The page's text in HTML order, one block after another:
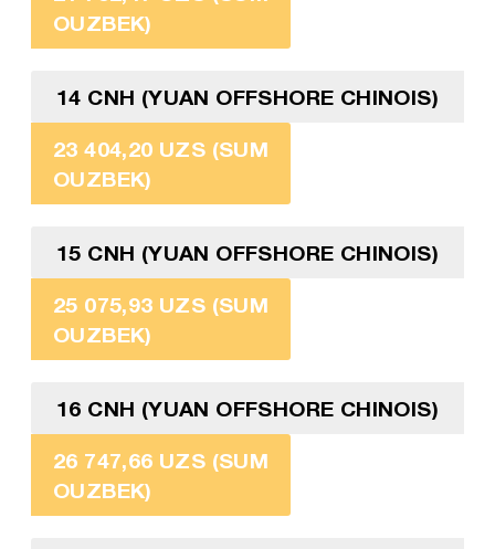
OUZBEK)
14 CNH (YUAN OFFSHORE CHINOIS)
23 404,20 UZS (SUM
OUZBEK)
15 CNH (YUAN OFFSHORE CHINOIS)
25 075,93 UZS (SUM
OUZBEK)
16 CNH (YUAN OFFSHORE CHINOIS)
26 747,66 UZS (SUM
OUZBEK)